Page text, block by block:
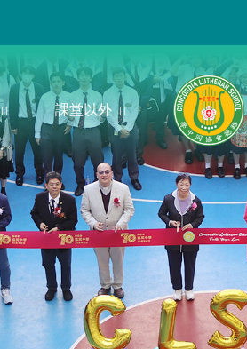
課堂以外